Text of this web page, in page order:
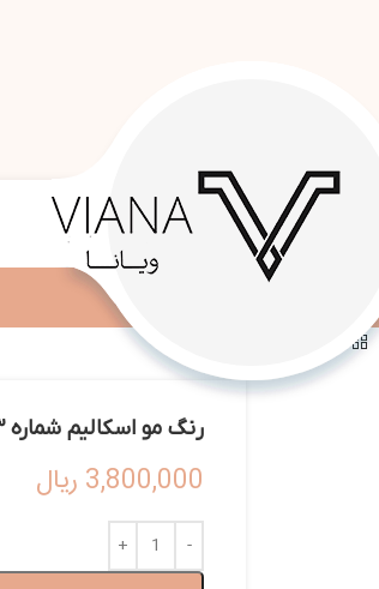
رنگ مو اسکالیم شماره 6/3 – ESKALIM C.O HAIR COLOR 100ML 6/3
3,800,000 ریال